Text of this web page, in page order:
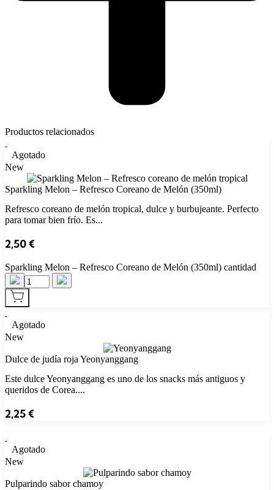
Productos relacionados
Agotado
New
Sparkling Melon – Refresco Coreano de Melón (350ml)
Refresco coreano de melón tropical, dulce y burbujeante. Perfecto
para tomar bien frío. Es...
2,50€
Sparkling Melon – Refresco Coreano de Melón (350ml) cantidad
Agotado
New
Dulce de judía roja Yeonyanggang
Este dulce Yeonyanggang es uno de los snacks más antiguos y
queridos de Corea....
2,25€
Agotado
New
Pulparindo sabor chamoy